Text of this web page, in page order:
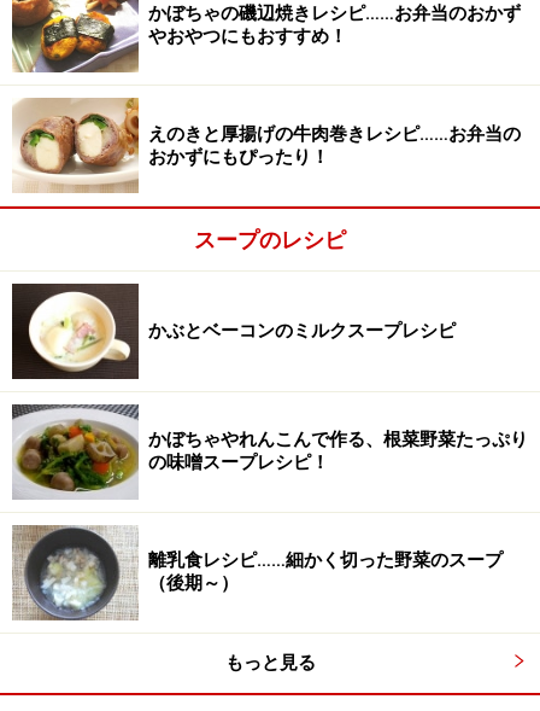
■調理する
2
鍋に白菜を立てて並べる
鍋に白菜を立てて並べます。
小鍋の方が並べやすいです
かぼちゃの磯辺焼きレシピ……お弁当のおかず
やおやつにもおすすめ！
えのきと厚揚げの牛肉巻きレシピ……お弁当の
おかずにもぴったり！
スープのレシピ
かぶとベーコンのミルクスープレシピ
かぼちゃやれんこんで作る、根菜野菜たっぷり
の味噌スープレシピ！
離乳食レシピ……細かく切った野菜のスープ
（後期～）
もっと見る